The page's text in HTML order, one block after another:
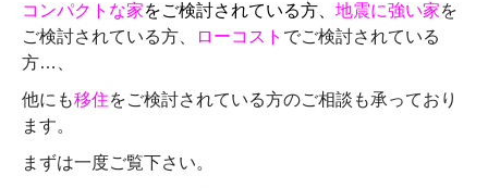
コンパクトな家をご検討されている方、 地震に強い家を
ご検討されている方、
ローコスト でご検討されている
方…、
他にも移住をご検討されている方のご相談も承っており
ます。
まずは一度ご覧下さい。